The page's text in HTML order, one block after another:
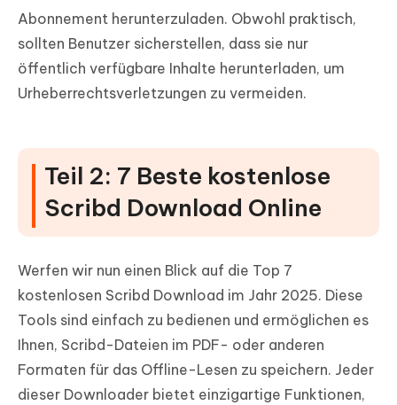
Abonnement herunterzuladen. Obwohl praktisch,
sollten Benutzer sicherstellen, dass sie nur
öffentlich verfügbare Inhalte herunterladen, um
Urheberrechtsverletzungen zu vermeiden.
Teil 2: 7 Beste kostenlose
Scribd Download Online
Werfen wir nun einen Blick auf die Top 7
kostenlosen Scribd Download im Jahr 2025. Diese
Tools sind einfach zu bedienen und ermöglichen es
Ihnen, Scribd-Dateien im PDF- oder anderen
Formaten für das Offline-Lesen zu speichern. Jeder
dieser Downloader bietet einzigartige Funktionen,